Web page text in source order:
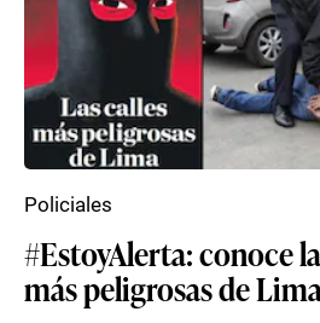
#EstoyAlerta: conoce
más peligrosas de
Policiales